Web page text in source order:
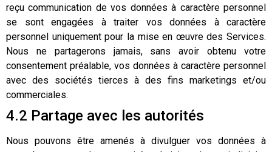
reçu communication de vos données à caractère personnel
se sont engagées à traiter vos données à caractère
personnel uniquement pour la mise en œuvre des Services.
Nous ne partagerons jamais, sans avoir obtenu votre
consentement préalable, vos données à caractère personnel
avec des sociétés tierces à des fins marketings et/ou
commerciales.
4.2 Partage avec les autorités
Nous pouvons être amenés à divulguer vos données à